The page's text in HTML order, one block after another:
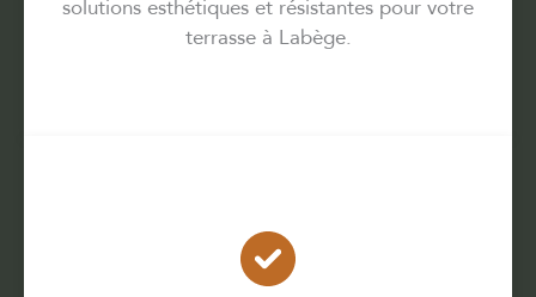
solutions esthétiques et résistantes pour votre
terrasse à Labège.